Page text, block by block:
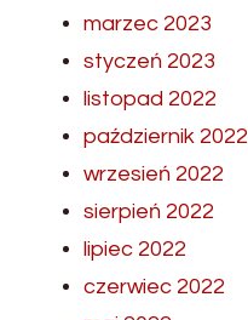
marzec 2023
styczeń 2023
listopad 2022
październik 2022
wrzesień 2022
sierpień 2022
lipiec 2022
czerwiec 2022